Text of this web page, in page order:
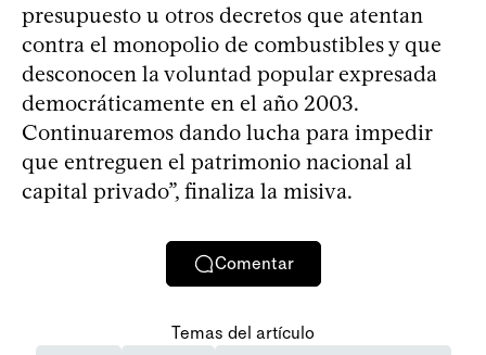
presupuesto u otros decretos que atentan
contra el monopolio de combustibles y que
desconocen la voluntad popular expresada
democráticamente en el año 2003.
Continuaremos dando lucha para impedir
que entreguen el patrimonio nacional al
capital privado”, finaliza la misiva.
Comentar
Temas del artículo